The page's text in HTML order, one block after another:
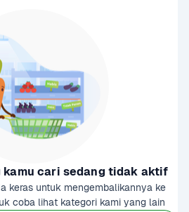
kamu cari sedang tidak aktif
keras untuk mengembalikannya ke
coba lihat kategori kami yang lain